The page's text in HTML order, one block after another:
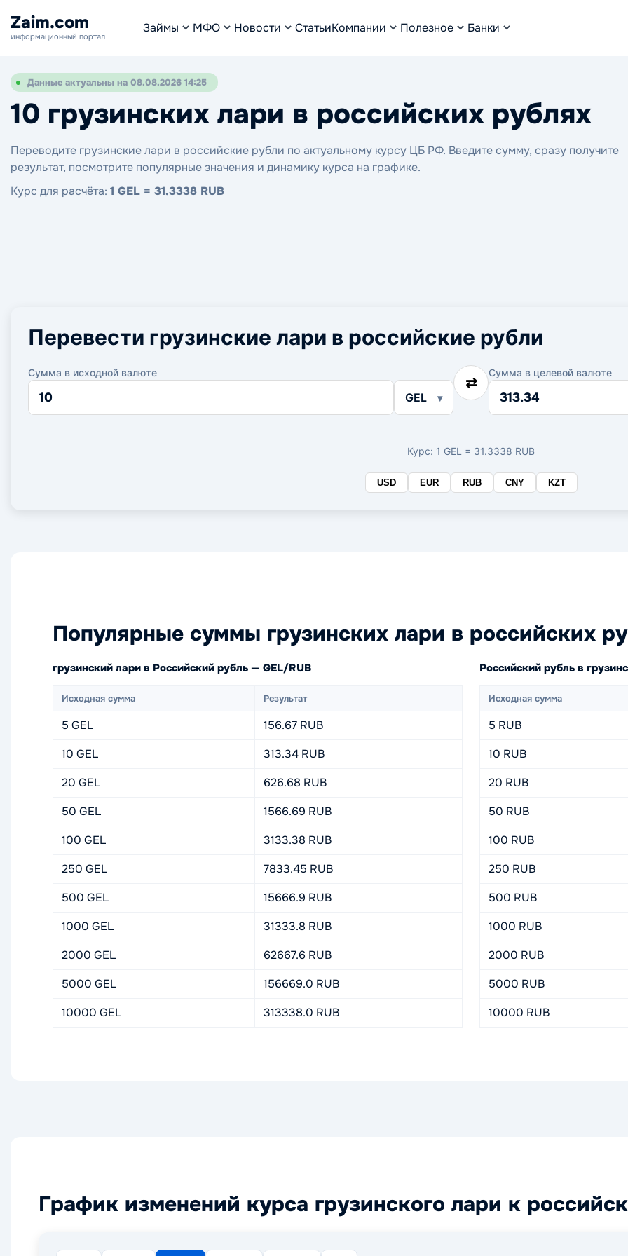
Zaim.com
информационный портал
Займы МФО Новости СтатьиКомпании Полезное Банки
Данные актуальны на 08.08.2026 14:25
10 грузинских лари в российских рублях
Переводите грузинские лари в российские рубли по актуальному курсу ЦБ РФ. Введите сумму, сразу получите
результат, посмотрите популярные значения и динамику курса на графике.
Курс для расчёта: 1 GEL = 31.3338 RUB
Перевести грузинские лари в российские рубли
Сумма в исходной валюте
Сумма
GEL
⇄
Сумма в целевой валюте
Сумма
Курс: 1 GEL = 31.3338 RUB
USD EUR RUB CNY KZT
Популярные суммы грузинских лари в российских
грузинский лари в Российский рубль — GEL/RUB
Исходная сумма Результат
5 GEL
156.67 RUB
10 GEL
313.34 RUB
20 GEL
626.68 RUB
50 GEL
1566.69 RUB
100 GEL
3133.38 RUB
250 GEL
7833.45 RUB
500 GEL
15666.9 RUB
1000 GEL
31333.8 RUB
2000 GEL
62667.6 RUB
5000 GEL
156669.0 RUB
10000 GEL
313338.0 RUB
Российский рубль в
Исходная сумма
5 RUB
10 RUB
20 RUB
50 RUB
100 RUB
250 RUB
500 RUB
1000 RUB
2000 RUB
5000 RUB
10000 RUB
График изменений курса грузинского лари к